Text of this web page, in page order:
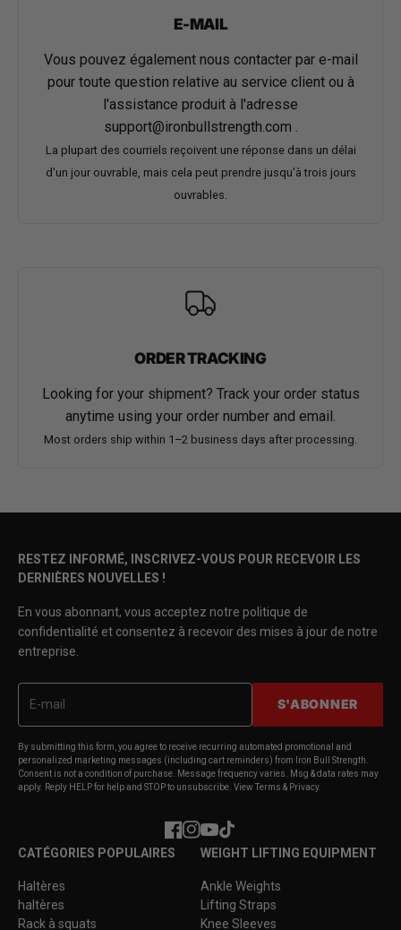
E-MAIL
Vous pouvez également nous contacter par e-mail
pour toute question relative au service client ou à
l'assistance produit à l'adresse
support@ironbullstrength.com .
La plupart des courriels reçoivent une réponse dans un délai
d'un jour ouvrable, mais cela peut prendre jusqu'à trois jours
ouvrables.
ORDER TRACKING
Looking for your shipment? Track your order status
anytime using your order number and email.
Most orders ship within 1–2 business days after processing.
RESTEZ INFORMÉ, INSCRIVEZ-VOUS POUR RECEVOIR LES
DERNIÈRES NOUVELLES !
En vous abonnant, vous acceptez notre politique de
confidentialité et consentez à recevoir des mises à jour de notre
entreprise.
S'ABONNER
By submitting this form, you agree to receive recurring automated promotional and
personalized marketing messages (including cart reminders) from Iron Bull Strength.
Consent is not a condition of purchase. Message frequency varies. Msg & data rates may
apply. Reply HELP for help and STOP to unsubscribe. View Terms & Privacy.
Facebook
Instagram
YouTube
TikTok
CATÉGORIES POPULAIRES
Haltères
haltères
Rack à squats
WEIGHT LIFTING EQUIPMENT
Ankle Weights
Lifting Straps
Knee Sleeves